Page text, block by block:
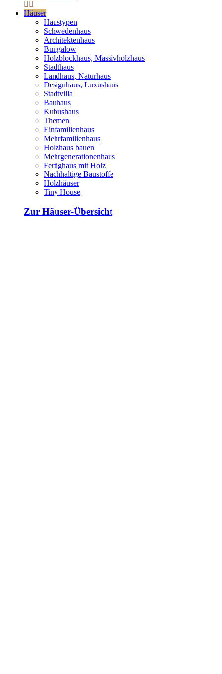
Häuser
Haustypen
Schwedenhaus
Architektenhaus
Bungalow
Holzblockhaus, Massivholzhaus
Stadthaus
Landhaus, Naturhaus
Designhaus, Luxushaus
Stadtvilla
Bauhaus
Kubushaus
Themen
Einfamilienhaus
Mehrfamilienhaus
Holzhaus bauen
Mehrgenerationenhaus
Fertighaus mit Holz
Nachhaltige Baustoffe
Holzhäuser
Tiny House
Zur Häuser-Übersicht